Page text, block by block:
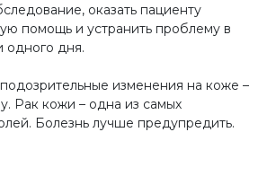
оказать пациенту
помощь и устранить проблему в
одного дня.
изменения на коже –
Рак кожи – одна из самых
Болезнь лучше предупредить.